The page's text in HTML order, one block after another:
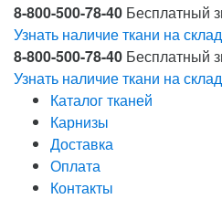
8-800-500-78-40 Бесплатный
Узнать наличие ткани на
8-800-500-78-40 Бесплатный
Узнать наличие ткани на
Каталог тканей
Карнизы
Доставка
Оплата
Контакты